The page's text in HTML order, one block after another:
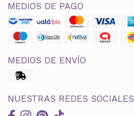
MEDIOS DE PAGO
MEDIOS DE ENVÍO
NUESTRAS REDES SOCIALES